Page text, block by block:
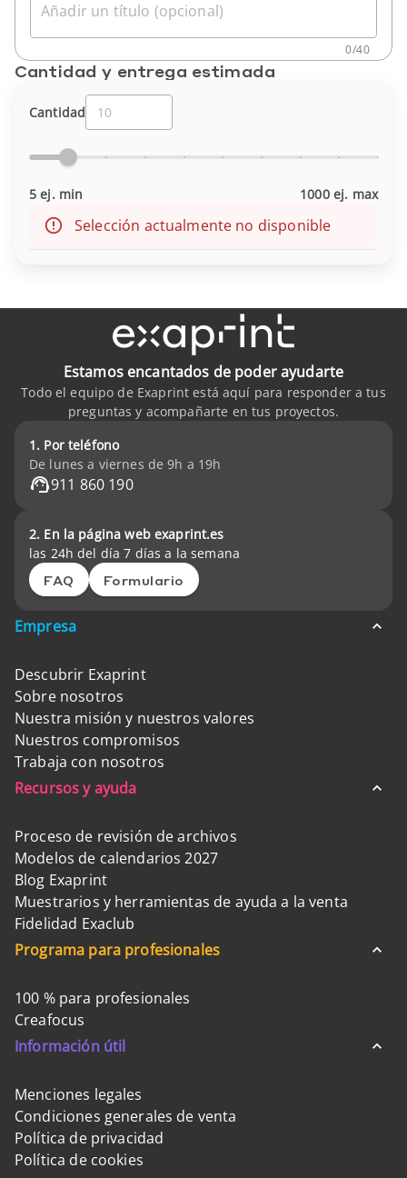
Añadir un título (opcional)
0/40
Cantidad y entrega estimada
Cantidad
5 ej. min 1000 ej. max
Selección actualmente no disponible
Estamos encantados de poder ayudarte
Todo el equipo de Exaprint está aquí para responder a tus
preguntas y acompañarte en tus proyectos.
1. Por teléfono
De lunes a viernes de 9h a 19h
911 860 190
2. En la página web exaprint.es
las 24h del día 7 días a la semana
FAQ Formulario
Empresa
Descubrir Exaprint
Sobre nosotros
Nuestra misión y nuestros valores
Nuestros compromisos
Trabaja con nosotros
Recursos y ayuda
Proceso de revisión de archivos
Modelos de calendarios 2027
Blog Exaprint
Muestrarios y herramientas de ayuda a la venta
Fidelidad Exaclub
Programa para profesionales
100 % para profesionales
Creafocus
Información útil
Menciones legales
Condiciones generales de venta
Política de privacidad
Política de cookies